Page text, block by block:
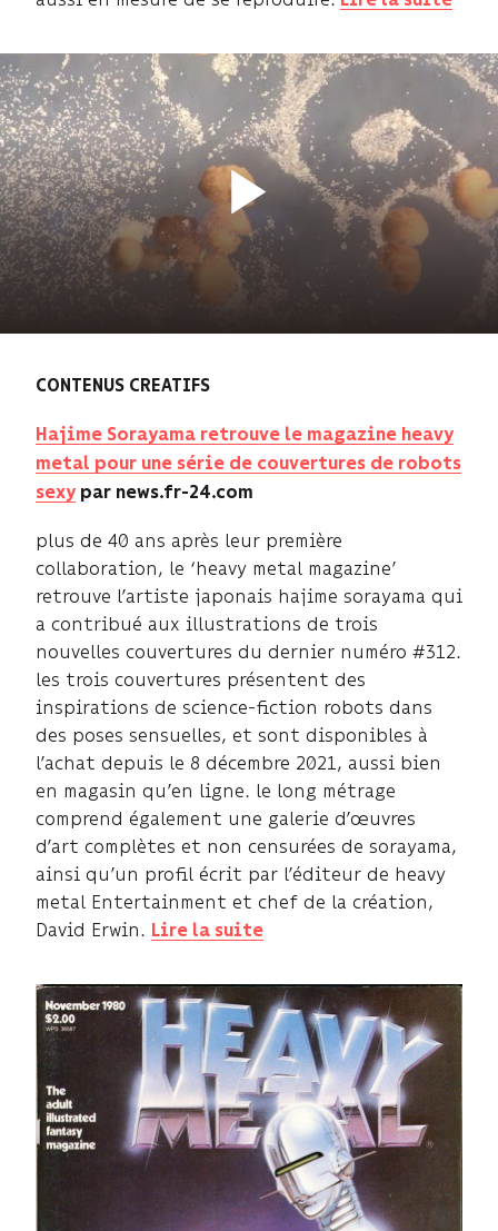
CONTENUS CREATIFS
Hajime Sorayama retrouve le magazine heavy
metal pour une série de couvertures de robots
sexy par news.fr-24.com
plus de 40 ans après leur première
collaboration, le ‘heavy metal magazine’
retrouve l’artiste japonais hajime sorayama qui
a contribué aux illustrations de trois
nouvelles couvertures du dernier numéro #312.
les trois couvertures présentent des
inspirations de science-fiction robots dans
des poses sensuelles, et sont disponibles à
l’achat depuis le 8 décembre 2021, aussi bien
en magasin qu’en ligne. le long métrage
comprend également une galerie d’œuvres
d’art complètes et non censurées de sorayama,
ainsi qu’un profil écrit par l’éditeur de heavy
metal Entertainment et chef de la création,
David Erwin. Lire la suite